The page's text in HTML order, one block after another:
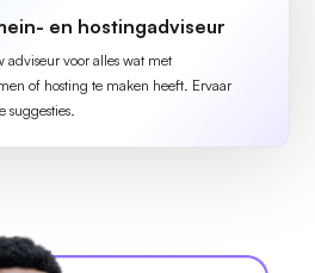
en hostingadviseur
adviseur voor alles wat met
of hosting te maken heeft. Ervaar
suggesties.